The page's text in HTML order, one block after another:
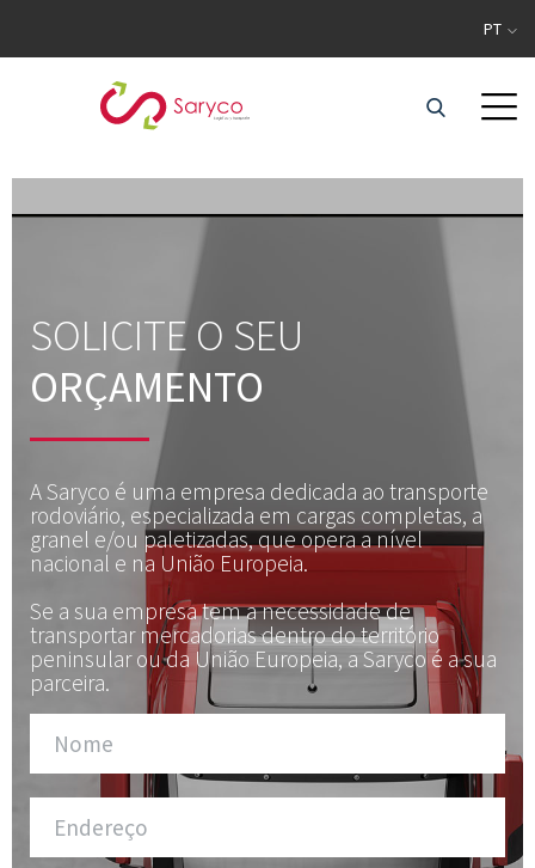
PT
SOLICITE O SEU
ORÇAMENTO
A Saryco é uma empresa dedicada ao transporte
rodoviário, especializada em cargas completas, a
granel e/ou paletizadas, que opera a nível
nacional e na União Europeia.
Se a sua empresa tem a necessidade de
transportar mercadorias dentro do território
peninsular ou da União Europeia, a Saryco é a sua
parceira.